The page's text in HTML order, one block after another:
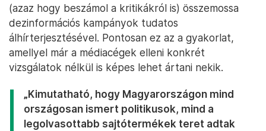
(azaz hogy beszámol a kritikákról is) összemossa
dezinformációs kampányok tudatos
álhírterjesztésével. Pontosan ez az a gyakorlat,
amellyel már a médiacégek elleni konkrét
vizsgálatok nélkül is képes lehet ártani nekik.
„Kimutatható, hogy Magyarországon mind
országosan ismert politikusok, mind a
legolvasottabb sajtótermékek teret adtak